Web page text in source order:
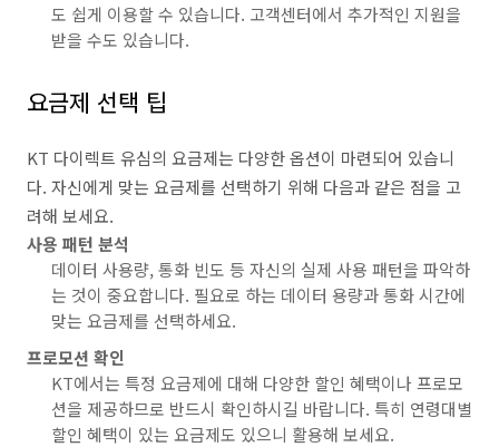
도 쉽게 이용할 수 있습니다. 고객센터에서 추가적인 지원을
받을 수도 있습니다.
요금제 선택 팁
KT 다이렉트 유심의 요금제는 다양한 옵션이 마련되어 있습니
다. 자신에게 맞는 요금제를 선택하기 위해 다음과 같은 점을 고
려해 보세요.
사용 패턴 분석
데이터 사용량, 통화 빈도 등 자신의 실제 사용 패턴을 파악하
는 것이 중요합니다. 필요로 하는 데이터 용량과 통화 시간에
맞는 요금제를 선택하세요.
프로모션 확인
KT에서는 특정 요금제에 대해 다양한 할인 혜택이나 프로모
션을 제공하므로 반드시 확인하시길 바랍니다. 특히 연령대별
할인 혜택이 있는 요금제도 있으니 활용해 보세요.